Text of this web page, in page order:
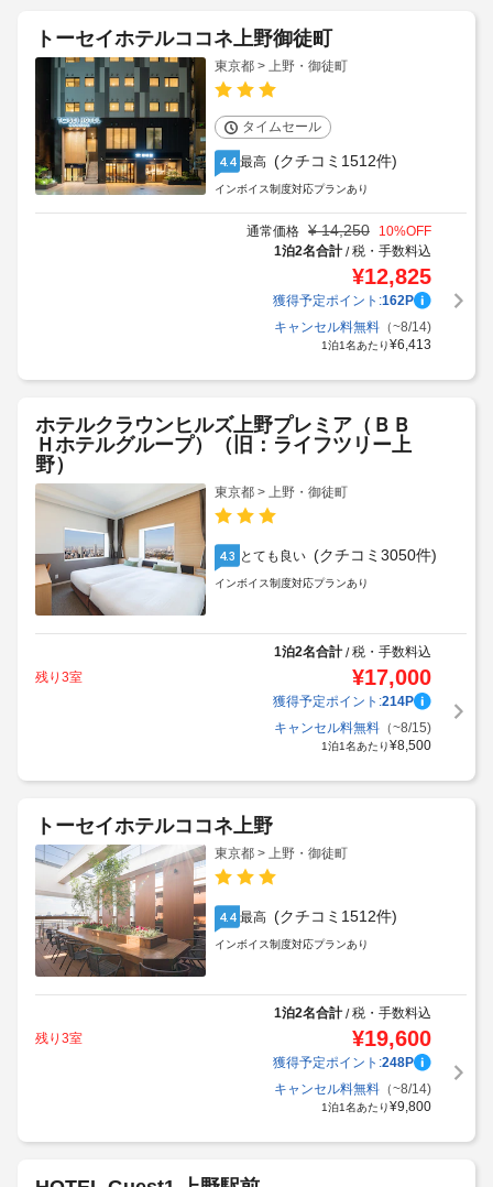
トーセイホテルココネ上野御徒町
東京都 > 上野・御徒町
タイムセール
4.4 最高 (クチコミ1512件)
インボイス制度対応プランあり
通常価格 ¥ 14,250 10%OFF
1泊2名合計/税・手数料込
¥12,825
獲得予定ポイント:162P
キャンセル料無料（~8/14)
1泊1名あたり¥6,413
ホテルクラウンヒルズ上野プレミア（ＢＢ
Ｈホテルグループ）（旧：ライフツリー上
野）
東京都 > 上野・御徒町
4.3 とても良い (クチコミ3050件)
インボイス制度対応プランあり
1泊2名合計/税・手数料込
残り3室
¥17,000
獲得予定ポイント:214P
キャンセル料無料（~8/15)
1泊1名あたり¥8,500
トーセイホテルココネ上野
東京都 > 上野・御徒町
4.4 最高 (クチコミ1512件)
インボイス制度対応プランあり
1泊2名合計/税・手数料込
残り3室
¥19,600
獲得予定ポイント:248P
キャンセル料無料（~8/14)
1泊1名あたり¥9,800